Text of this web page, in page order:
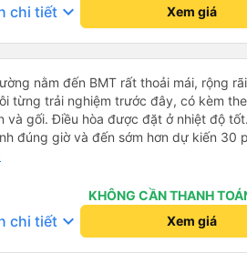
chi tiết keyboard_arrow_down Xem giá
nằm đến BMT rất thoải mái, rộng
từng trải nghiệm trước đây, có kèm
và gối. Điều hòa được đặt ở nhiệt độ
đúng giờ và đến sớm hơn dự kiến 30
so với những tài xế khác ở Việt Nam!
xe an toàn nên rất dễ ngủ. Tôi rất vui
và có vị trí xe buýt trên GPS và biển số
xung quanh bến xe để tìm thấy nó,
KHÔNG CẦN THANH
chi tiết keyboard_arrow_down Xem giá